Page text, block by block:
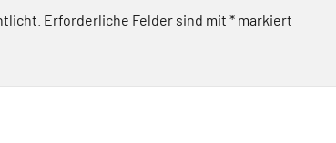
Erforderliche Felder sind mit * markiert